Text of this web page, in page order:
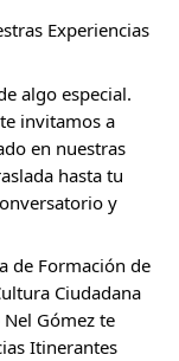
Experiencias
algo especial.
invitamos a
en nuestras
hasta tu
y
de Formación de
Ciudadana
Gómez te
Itinerantes